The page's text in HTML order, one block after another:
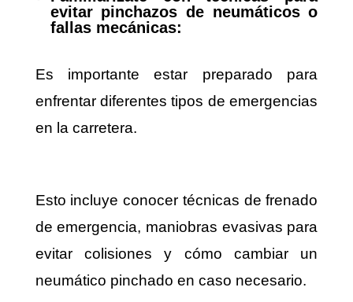
evitar pinchazos de neumáticos o
fallas mecánicas:
Es importante estar preparado para
enfrentar diferentes tipos de emergencias
en la carretera.
Esto incluye conocer técnicas de frenado
de emergencia, maniobras evasivas para
evitar colisiones y cómo cambiar un
neumático pinchado en caso necesario.